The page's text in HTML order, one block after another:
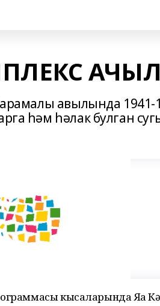
авылында 1941-
һәм һәлак булган
кысаларында Яңа